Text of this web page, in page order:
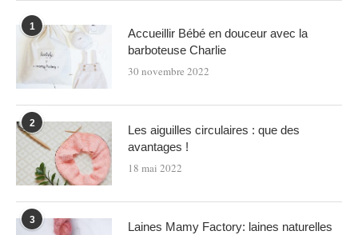
1
Accueillir Bébé en douceur avec la
barboteuse Charlie
30 novembre 2022
2
Les aiguilles circulaires : que des
avantages !
18 mai 2022
3
Laines Mamy Factory: laines naturelles